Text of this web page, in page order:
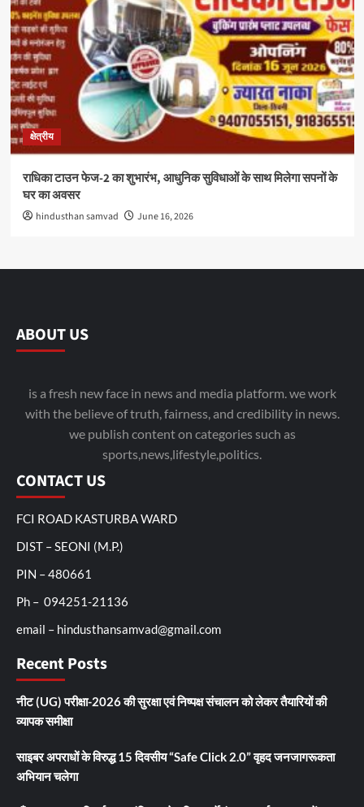
क्षेत्रीय
राधिका टाउन फेज-2 का शुभारंभ, आधुनिक सुविधाओं के साथ मिलेगा सपनों के
घर का अवसर
hindusthan samvad June 16, 2026
ABOUT US
is a fresh new face in news and media platform. we work
with the believe of truth, fairness, and credibility in news.
we publish content on categories such as
sports,news,lifestyle,politics.
CONTACT US
FCI ROAD KASTURBA WARD
DIST – SEONI (M.P.)
PIN – 480661
Ph – 094251-21136
email – hindusthansamvad@gmail.com
Recent Posts
नीट (UG) परीक्षा-2026 की सुरक्षा एवं निष्पक्ष संचालन को लेकर तैयारियों की
व्यापक समीक्षा
साइबर अपराधों के विरुद्ध 15 दिवसीय “Safe Click 2.0” वृहद जनजागरूकता
अभियान चलेगा